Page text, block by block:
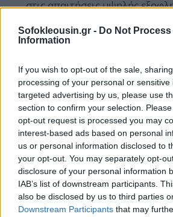
Sofokleousin.gr - Do Not Process
Information
If you wish to opt-out of the sale,
processing of your personal or
targeted advertising by us, please use
section to confirm your selection.
opt-out request is processed you may
interest-based ads based on personal
us or personal information disclosed to
your opt-out. You may separately opt-
disclosure of your personal information
IAB’s list of downstream participants.
also be disclosed by us to third parties
Downstream Participants that may
στις απαιτήσεις υψηλής
προτεραιότητας που
τιτλοποιήσεις.
απόρριψη της εισήγησης,
δανειολήπτες θα αδυνατούσαν
νέες υπέρογκες δόσεις,
καθεστώς κόκκινου δανείου.